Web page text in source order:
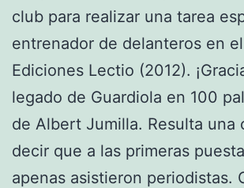
club para realizar una tarea
entrenador de delanteros en
Ediciones Lectio (2012).
legado de Guardiola en 100
de Albert Jumilla. Resulta una
decir que a las primeras
apenas asistieron periodistas.